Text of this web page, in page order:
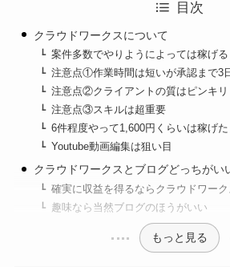
目次
クラウドワークスについて
案件多数でやりようによっては稼げる
注意点①作業時間は短いが承認まで3
注意点②クライアントの質はピンキリ
注意点③スキルは超重要
6件程度やって1,600円くらいは稼げた
Youtube動画編集は狙い目
クラウドワークスとブログどっちがい
確実に収益を得るならクラウドワー
趣味なら当然ブログのほうがいい
もっと見る